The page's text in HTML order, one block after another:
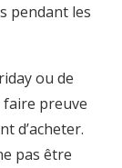
pendant les
ou de
faire preuve
d’acheter.
pas être